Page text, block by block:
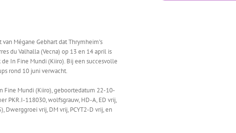
Mégane Gebhart dat Thrymheim’s
du Valhalla (Vecna) op 13 en 14 april is
In Fine Mundi (Kiiro). Bij een succesvolle
rond 10 juni verwacht.
Fine Mundi (Kiiro), geboortedatum 22-10-
PKR.I-118030, wolfsgrauw, HD-A, ED vrij,
Dwerggroei vrij, DM vrij, PCYT2-D vrij, en